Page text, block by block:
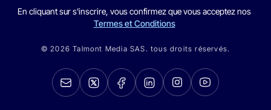
En cliquant sur s'inscrire, vous confirmez que vous acceptez nos
Termes et Conditions
© 2026 Talmont Media SAS. tous droits réservés.